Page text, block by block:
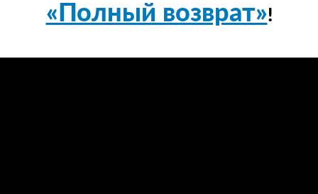
«Полный возврат»!